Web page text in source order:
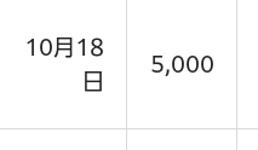
10月18
日
5,000